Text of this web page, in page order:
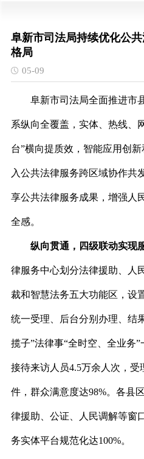
阜新市司法局持续优化公
格局
05-09
阜新市司法局全面推进市
系纵向全覆盖，实体、热线、
台”横向提质效，智能应用创
入公共法律服务跨区域协作共
享公共法律服务成果，增强人
全感。
纵向贯通，四级联动实现
律服务中心划分法律援助、人
裁和智慧法务五大功能区，设
统一受理、后台分别办理、结
揽子”法律事“全时空、全业务
接待来访人员4.5万余人次，受
件，群众满意度达98%。各县
律援助、公证、人民调解等窗
务实体平台规范化达100%。